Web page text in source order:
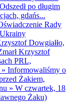
po długim
gdańs...
Rady
Dowgiałło,
Krzysztof
PRL,
» Informowaliśmy o
Żakiem,
» W czwartek, 18
Żaku)